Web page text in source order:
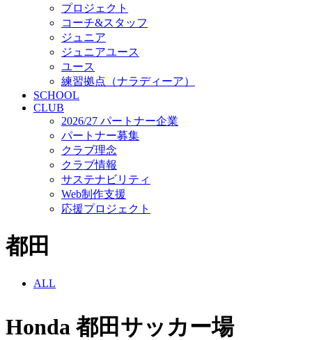
プロジェクト
コーチ&スタッフ
ジュニア
ジュニアユース
ユース
練習拠点（ナラディーア）
SCHOOL
CLUB
2026/27 パートナー企業
パートナー募集
クラブ理念
クラブ情報
サステナビリティ
Web制作支援
応援プロジェクト
都田
ALL
Honda 都田サッカー場